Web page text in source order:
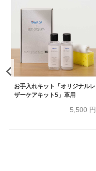
お手入れキット「オリジナルレ
ザーケアキット5」革用
5,500 円